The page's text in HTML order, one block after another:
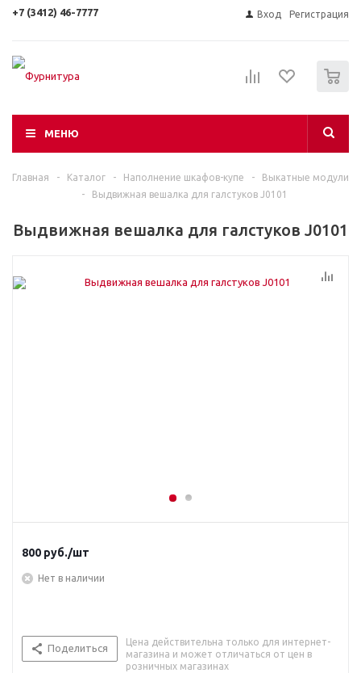
+7 (3412) 46-7777 Вход Регистрация
МЕНЮ
Главная - Каталог - Наполнение шкафов-купе -
Выкатные модули
-
Выдвижная вешалка для галстуков J0101
Выдвижная вешалка для галстуков J0101
800 руб./шт
Нет в наличии
Поделиться
Цена действительна только для интернет-
магазина и может отличаться от цен в
розничных магазинах